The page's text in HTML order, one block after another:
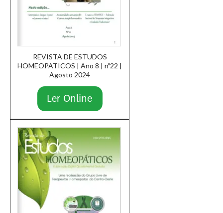
REVISTA DE ESTUDOS
HOMEOPATICOS | Ano 8 | nº22 |
Agosto 2024
Ler Online